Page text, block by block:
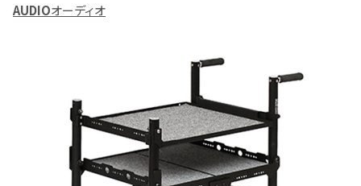
AUDIOオーディオ